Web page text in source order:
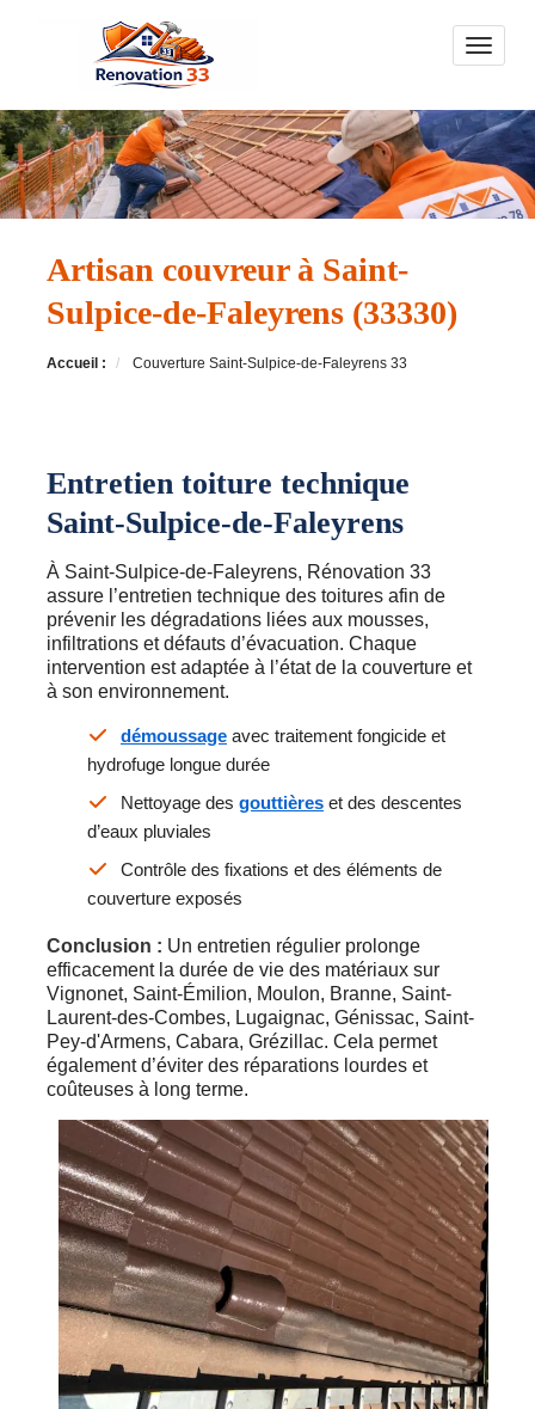
Toggle
Artisan couvreur à Saint-
Sulpice-de-Faleyrens (33330)
Accueil : Couverture Saint-Sulpice-de-Faleyrens 33
Entretien toiture technique
Saint-Sulpice-de-Faleyrens
À Saint-Sulpice-de-Faleyrens, Rénovation 33
assure l’entretien technique des toitures afin de
prévenir les dégradations liées aux mousses,
infiltrations et défauts d’évacuation. Chaque
intervention est adaptée à l’état de la couverture et
à son environnement.
démoussage avec traitement fongicide et
hydrofuge longue durée
Nettoyage des gouttières et des descentes
d’eaux pluviales
Contrôle des fixations et des éléments de
couverture exposés
Conclusion : Un entretien régulier prolonge
efficacement la durée de vie des matériaux sur
Vignonet, Saint-Émilion, Moulon, Branne, Saint-
Laurent-des-Combes, Lugaignac, Génissac, Saint-
Pey-d'Armens, Cabara, Grézillac. Cela permet
également d’éviter des réparations lourdes et
coûteuses à long terme.